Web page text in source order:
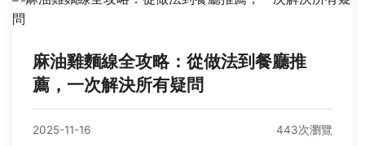
麻油雞麵線全攻略：從做法到餐廳推
薦，一次解決所有疑問
2025-11-16 443次瀏覽